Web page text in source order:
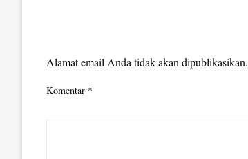
Alamat email Anda tidak akan dipublikasikan.
Komentar *